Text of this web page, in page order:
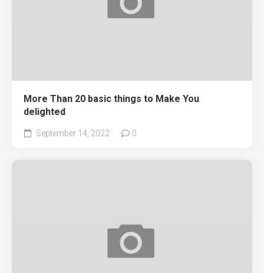
More Than 20 basic things to Make You
delighted
September 14, 2022 0